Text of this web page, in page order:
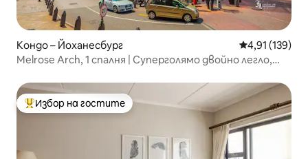
Кондо – Йоханесбург Средна
4,91 (139)
Melrose Arch, 1 спалня | Суперголямо двойно легло,
Най-популярен избор на гостите
Избор на гостите